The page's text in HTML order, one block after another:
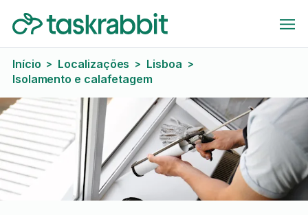
Início > Localizações > Lisboa >
Isolamento e calafetagem